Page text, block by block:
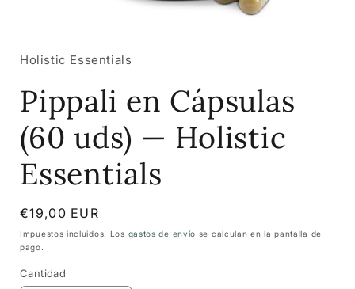
1
ventana
modal
Holistic Essentials
Pippali en Cápsulas
(60 uds) — Holistic
Essentials
Precio
habitual
€19,00 EUR
Impuestos incluidos. Los gastos de envío se calculan en la pantalla de
pago.
Cantidad
Cantidad